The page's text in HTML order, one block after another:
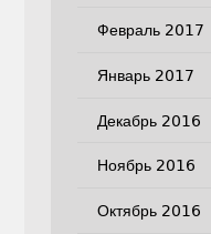
Февраль 2017
Январь 2017
Декабрь 2016
Ноябрь 2016
Октябрь 2016